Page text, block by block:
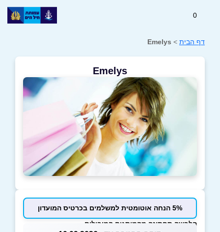
0
דף הבית >
Emelys
Emelys
5% הנחה אוטומטית למשלמים בכרטיס המועדון
הלבשה תחתונה מהמותגים המובילים